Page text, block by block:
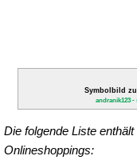
Symbolbild
andranik123 -
Die folgende Liste
Onlineshoppings: